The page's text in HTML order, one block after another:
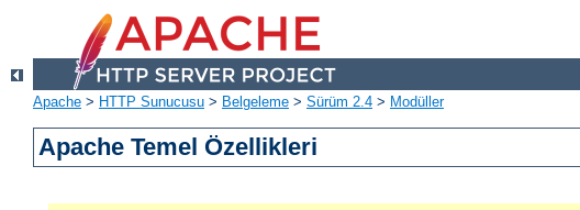
Apache > HTTP Sunucusu > Belgeleme > Sürüm 2.4 > Modüller
Apache Temel Özellikleri